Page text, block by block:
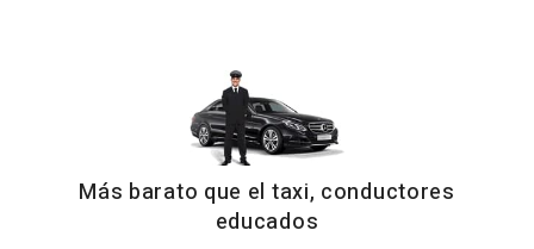
Más barato que el taxi, conductores
educados